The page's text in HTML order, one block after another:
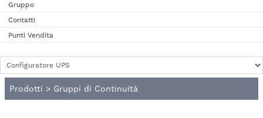
Gruppo
Contatti
Punti Vendita
Prodotti > Gruppi di Continuità